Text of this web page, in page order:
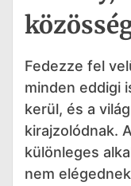
Fedezze fel
minden eddigi
kerül, és a
kirajzolódnak.
különleges
nem